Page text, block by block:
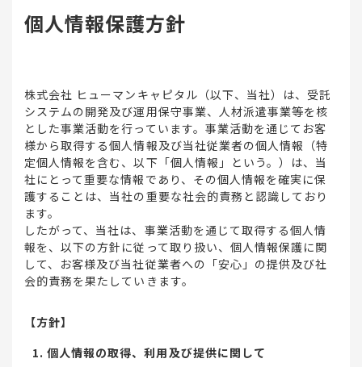
個人情報保護方針
株式会社 ヒューマンキャピタル（以下、当社）は、受託
システムの開発及び運用保守事業、人材派遣事業等を核
とした事業活動を行っています。事業活動を通じてお客
様から取得する個人情報及び当社従業者の個人情報（特
定個人情報を含む、以下「個人情報」という。）は、当
社にとって重要な情報であり、その個人情報を確実に保
護することは、当社の重要な社会的責務と認識しており
ます。
したがって、当社は、事業活動を通じて取得する個人情
報を、以下の方針に従って取り扱い、個人情報保護に関
して、お客様及び当社従業者への「安心」の提供及び社
会的責務を果たしていきます。
【方針】
個人情報の取得、利用及び提供に関して